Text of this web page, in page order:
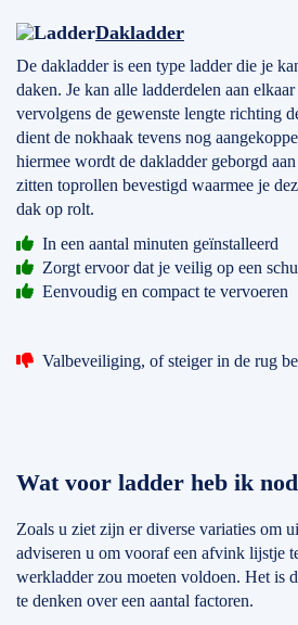
Dakladder
De dakladder is een type ladder die je
daken. Je kan alle ladderdelen aan
vervolgens de gewenste lengte richting
dient de nokhaak tevens nog
hiermee wordt de dakladder geborgd
zitten toprollen bevestigd waarmee je
dak op rolt.
In een aantal minuten geïnstalleerd
Zorgt ervoor dat je veilig op een
Eenvoudig en compact te vervoeren
Valbeveiliging, of steiger in de rug
Wat voor ladder heb ik
Zoals u ziet zijn er diverse variaties om
adviseren u om vooraf een afvink lijstje
werkladder zou moeten voldoen. Het is
te denken over een aantal factoren.